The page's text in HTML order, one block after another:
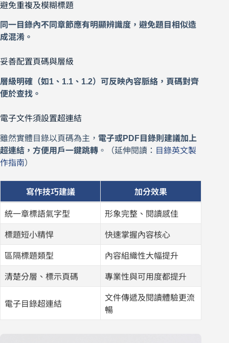
避免重複及模糊標題
同一目錄內不同章節應有明顯辨識度，避免題目相似造
成混淆。
妥善配置頁碼與層級
層級明確（如1、1.1、1.2）可反映內容脈絡，頁碼對齊
便於查找。
電子文件須設置超連結
雖然實體目錄以頁碼為主， 電子或PDF目錄則建議加上
超連結，方便用戶一鍵跳轉 。（延伸閱讀： 目錄英文製
作指南）
寫作技巧建議 加分效果
統一章標語氣字型 形象完整、閱讀感佳
標題短小精悍 快速掌握內容核心
區隔標題類型 內容組織性大幅提升
清楚分層、標示頁碼 專業性與可用度都提升
電子目錄超連結
文件傳遞及閱讀體驗更流
暢